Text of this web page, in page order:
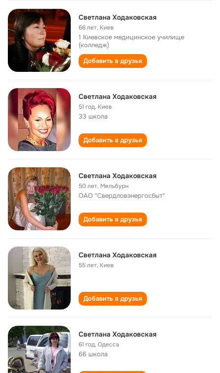
Светлана Ходаковская
66 лет, Киев
1 Киевское медицинское училище
(колледж)
Добавить в друзья
Светлана Ходаковская
51 год, Киев
33 школа
Добавить в друзья
Светлана Ходаковская
50 лет, Мельбурн
ОАО "Свердловэнергосбыт"
Добавить в друзья
Светлана Ходаковская
55 лет, Киев
Добавить в друзья
Светлана Ходаковская
61 год,Одесса
66 школа